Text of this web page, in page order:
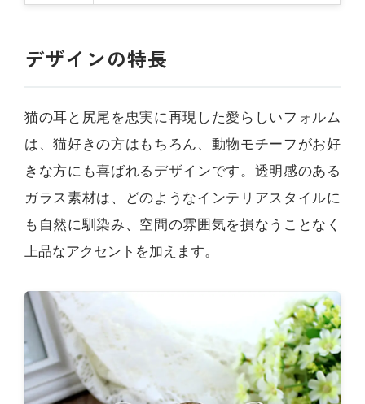
デザインの特長
猫の耳と尻尾を忠実に再現した愛らしいフォルム
は、猫好きの方はもちろん、動物モチーフがお好
きな方にも喜ばれるデザインです。透明感のある
ガラス素材は、どのようなインテリアスタイルに
も自然に馴染み、空間の雰囲気を損なうことなく
上品なアクセントを加えます。